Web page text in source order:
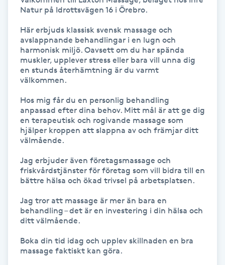
Katun fransar
Kemisk peeling
Keratinbehandling
Kinesiologi
Kinesisk medicin
Klangmassage
Klippning
Klippning & Slingor
Natur på Idrottsvägen 16 i Örebro.
Här erbjuds klassisk svensk massage och
avslappnande behandlingar i en lugn och
harmonisk miljö. Oavsett om du har spända
muskler, upplever stress eller bara vill unna dig
en stunds återhämtning är du varmt
välkommen.
Hos mig får du en personlig behandling
anpassad efter dina behov. Mitt mål är att ge dig
en terapeutisk och rogivande massage som
hjälper kroppen att slappna av och främjar ditt
välmående.
Jag erbjuder även företagsmassage och
friskvårdstjänster för företag som vill bidra till en
bättre hälsa och ökad trivsel på arbetsplatsen.
Jag tror att massage är mer än bara en
behandling – det är en investering i din hälsa och
ditt välmående.
Boka din tid idag och upplev skillnaden en bra
massage faktiskt kan göra.